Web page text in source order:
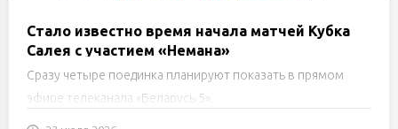
Стало известно время начала матчей Кубка
Салея с участием «Немана»
Сразу четыре поединка планируют показать в прямом
эфире телеканала «Беларусь 5».